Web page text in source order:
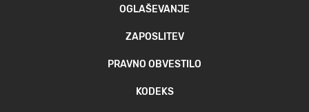
OGLAŠEVANJE
ZAPOSLITEV
PRAVNO OBVESTILO
KODEKS